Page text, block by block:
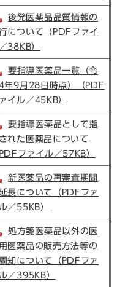
後発医薬品品質情報の
について（PDFファイ
38KB）
要指導医薬品一覧（令
年9月28日時点）（PDF
イル／45KB）
要指導医薬品として指
れた医薬品について
PDFファイル／57KB）
新医薬品の再審査期間
長について（PDFファ
／55KB）
処方箋医薬品以外の医
医薬品の販売方法等の
知について（PDFファ
／395KB）